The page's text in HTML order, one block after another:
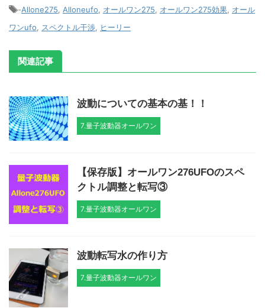
-Allone275 Alloneufo オールワン275 オールワン275効果 オール
ワンufo
スペクトル干渉 ヒーリー
関連記事
波動についての基本の基！！
7.量子波動器オールワン
【保存版】オールワン276UFOのスペ
クトル調整と転写③
7.量子波動器オールワン
波動転写水の作り方
7.量子波動器オールワン